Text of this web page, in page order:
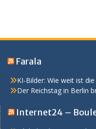
Farala
KI-Bilder: Wie weit ist
Der Reichstag in Berlin
Internet24 –